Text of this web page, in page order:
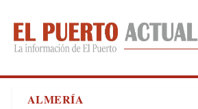
ALMERÍA